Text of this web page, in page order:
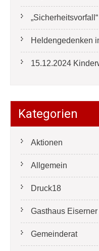
Heldengedenken
15.12.2024
Kategorien
Aktionen
Allgemein
Druck18
Gasthaus
Gemeinderat